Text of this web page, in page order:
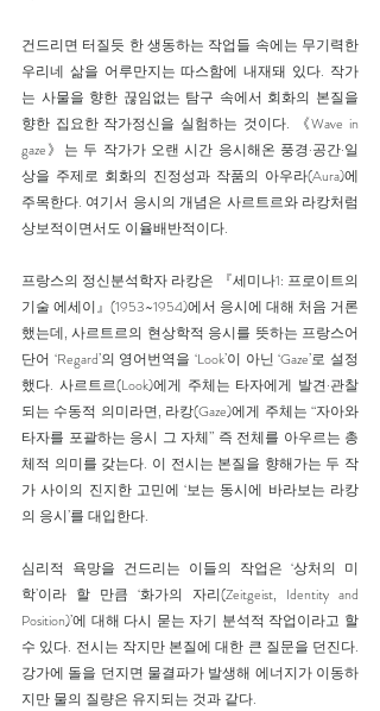
건드리면 터질듯 한 생동하는 작업들 속에는 무기력한
우리네 삶을 어루만지는 따스함에 내재돼 있다. 작가
는 사물을 향한 끊임없는 탐구 속에서 회화의 본질을
향한 집요한 작가정신을 실험하는 것이다. 《Wave in
gaze》는 두 작가가 오랜 시간 응시해온 풍경·공간·일
상을 주제로 회화의 진정성과 작품의 아우라(Aura)에
주목한다. 여기서 응시의 개념은 사르트르와 라캉처럼
상보적이면서도 이율배반적이다.
프랑스의 정신분석학자 라캉은 『세미나1: 프로이트의
기술 에세이』(1953~1954)에서 응시에 대해 처음 거론
했는데, 사르트르의 현상학적 응시를 뜻하는 프랑스어
단어 ‘Regard’의 영어번역을 ‘Look’이 아닌 ‘Gaze’로 설정
했다. 사르트르(Look)에게 주체는 타자에게 발견·관찰
되는 수동적 의미라면, 라캉(Gaze)에게 주체는 “자아와
타자를 포괄하는 응시 그 자체” 즉 전체를 아우르는 총
체적 의미를 갖는다. 이 전시는 본질을 향해가는 두 작
가 사이의 진지한 고민에 ‘보는 동시에 바라보는 라캉
의 응시’를 대입한다.
심리적 욕망을 건드리는 이들의 작업은 ‘상처의 미
학’이라 할 만큼 ‘화가의 자리(Zeitgeist, Identity and
Position)’에 대해 다시 묻는 자기 분석적 작업이라고 할
수 있다. 전시는 작지만 본질에 대한 큰 질문을 던진다.
강가에 돌을 던지면 물결파가 발생해 에너지가 이동하
지만 물의 질량은 유지되는 것과 같다.